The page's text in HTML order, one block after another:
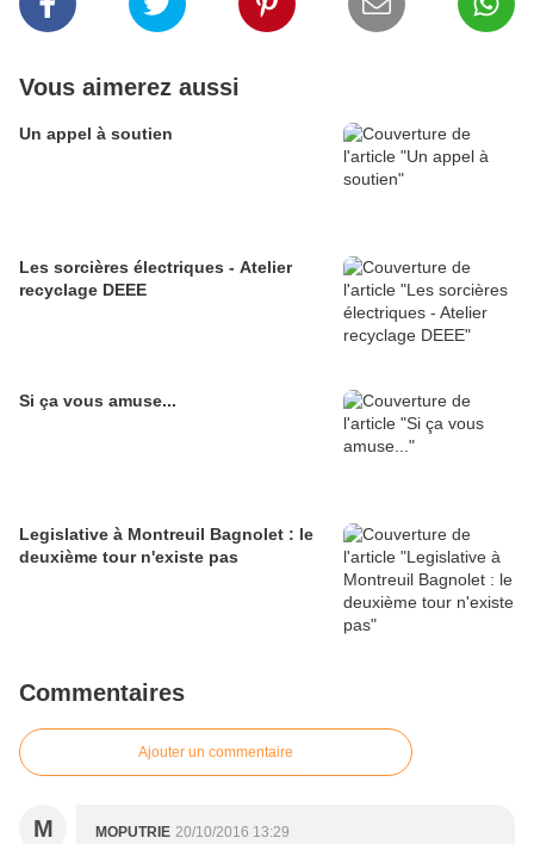
Vous aimerez aussi
Un appel à soutien
Les sorcières électriques - Atelier
recyclage DEEE
Si ça vous amuse...
Legislative à Montreuil Bagnolet : le
deuxième tour n'existe pas
Commentaires
Ajouter un commentaire
M MOPUTRIE 20/10/2016 13:29